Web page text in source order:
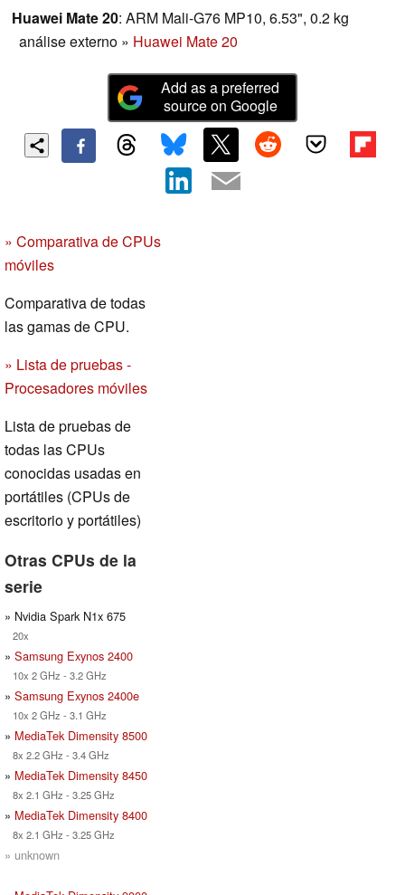
Huawei Mate 20: ARM Mali-G76 MP10, 6.53", 0.2 kg
análise externo » Huawei Mate 20
Add as a preferred
source on Google
» Comparativa de CPUs
móviles
Comparativa de todas
las gamas de CPU.
» Lista de pruebas -
Procesadores móviles
Lista de pruebas de
todas las CPUs
conocidas usadas en
portátiles (CPUs de
escritorio y portátiles)
Otras CPUs de la
serie
» Nvidia Spark N1x 675
20x
» Samsung Exynos 2400
10x 2 GHz - 3.2 GHz
» Samsung Exynos 2400e
10x 2 GHz - 3.1 GHz
» MediaTek Dimensity 8500
8x 2.2 GHz - 3.4 GHz
» MediaTek Dimensity 8450
8x 2.1 GHz - 3.25 GHz
» MediaTek Dimensity 8400
8x 2.1 GHz - 3.25 GHz
» unknown